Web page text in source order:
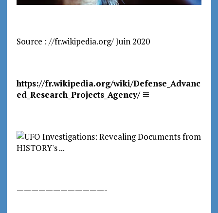
Source : //fr.wikipedia.org/ Juin 2020
https://fr.wikipedia.org/wiki/Defense_Advanc
ed_Research_Projects_Agency/
————————————-